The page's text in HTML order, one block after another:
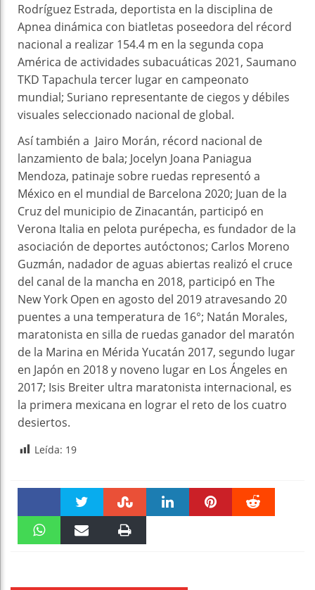
Rodríguez Estrada, deportista en la disciplina de
Apnea dinámica con biatletas poseedora del récord
nacional a realizar 154.4 m en la segunda copa
América de actividades subacuáticas 2021, Saumano
TKD Tapachula tercer lugar en campeonato
mundial; Suriano representante de ciegos y débiles
visuales seleccionado nacional de global.
Así también a Jairo Morán, récord nacional de
lanzamiento de bala; Jocelyn Joana Paniagua
Mendoza, patinaje sobre ruedas representó a
México en el mundial de Barcelona 2020; Juan de la
Cruz del municipio de Zinacantán, participó en
Verona Italia en pelota purépecha, es fundador de la
asociación de deportes autóctonos; Carlos Moreno
Guzmán, nadador de aguas abiertas realizó el cruce
del canal de la mancha en 2018, participó en The
New York Open en agosto del 2019 atravesando 20
puentes a una temperatura de 16°; Natán Morales,
maratonista en silla de ruedas ganador del maratón
de la Marina en Mérida Yucatán 2017, segundo lugar
en Japón en 2018 y noveno lugar en Los Ángeles en
2017; Isis Breiter ultra maratonista internacional, es
la primera mexicana en lograr el reto de los cuatro
desiertos.
Leída: 19
Faceboo Twitter Stumble